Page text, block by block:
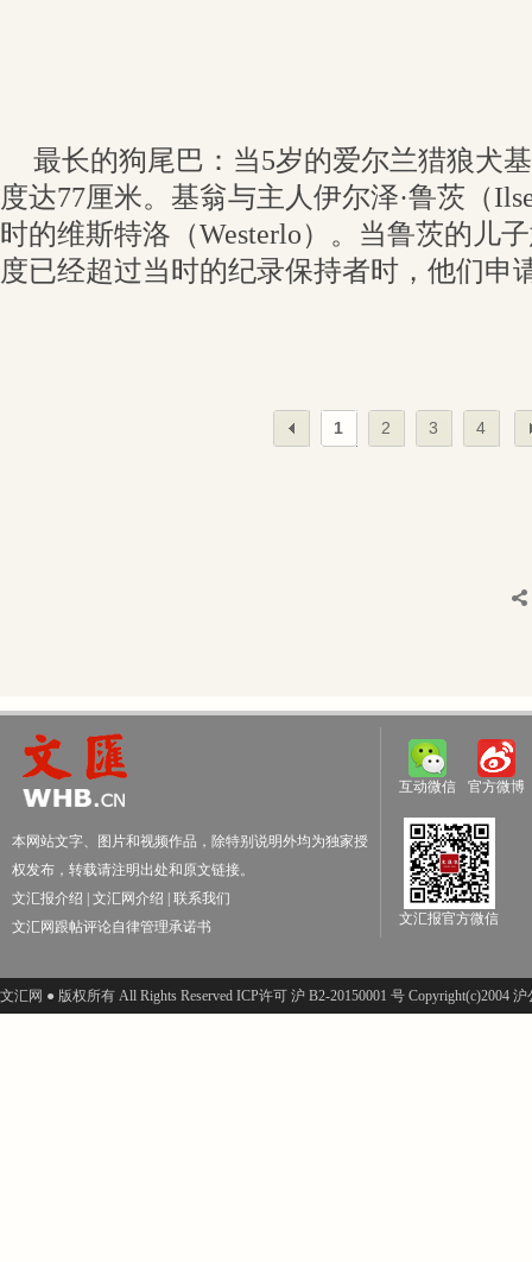
最长的狗尾巴：当5岁的爱尔兰猎狼犬
度达77厘米。基翁与主人伊尔泽·鲁茨（
时的维斯特洛（Westerlo）。当鲁茨的儿
度已经超过当时的纪录保持者时，他们申
1 2 3 4
本网站文字、图片和视频作品，除特别说明外均为独家授
权发布，转载请注明出处和原文链接。
文汇报介绍
文汇网介绍
联系我们
文汇网跟帖评论自律管理承诺书
互动微信 官方微博
文汇报官方微信
文汇网 ● 版权所有 All Rights Reserved ICP许可 沪 B2-20150001 号 Copyright(c)2004